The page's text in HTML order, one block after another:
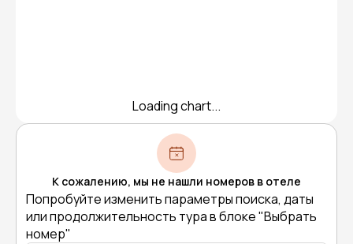
Loading chart...
К сожалению, мы не нашли номеров в отеле
Попробуйте изменить параметры поиска, даты
или продолжительность тура в блоке "Выбрать
номер"